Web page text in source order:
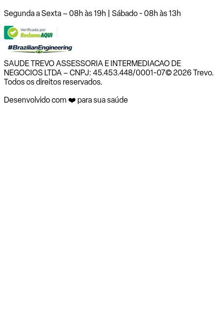
Segunda a Sexta – 08h às 19h | Sábado - 08h às 13h
SAUDE TREVO ASSESSORIA E INTERMEDIACAO DE
NEGOCIOS LTDA – CNPJ: 45.453.448/0001-07© 2026 Trevo.
Todos os direitos reservados.
Desenvolvido com ❤️ para sua saúde